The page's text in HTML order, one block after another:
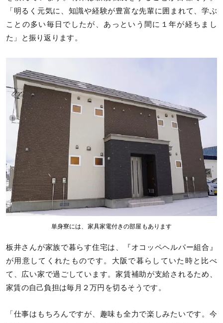
「明るく元気に、知識や経験が豊富な先輩に囲まれて、学ぶ
ことの多い毎日でしたが、あっという間に１年が経ちまし
た」と振り返ります。
単身寮には、家具家電付きの部屋もあります
板井さんが家族で暮らす住宅は、『オコッペヘルパー組合』
が用意してくれたものです。大阪で暮らしていた時と比べ
て、広い家で過ごしています。家賃補助が支給されるため、
家賃の自己負担は毎月２万円を切るそうです。
「仕事はもちろんですが、趣味も全力で楽しみたいです。今